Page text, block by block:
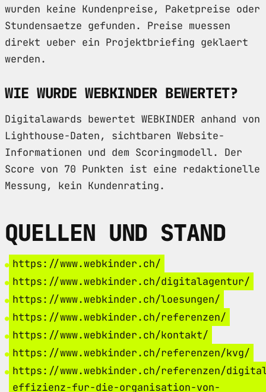
wurden keine Kundenpreise, Paketpreise oder
Stundensaetze gefunden. Preise muessen
direkt ueber ein Projektbriefing geklaert
werden.
WIE WURDE WEBKINDER BEWERTET?
Digitalawards bewertet WEBKINDER anhand von
Lighthouse-Daten, sichtbaren Website-
Informationen und dem Scoringmodell. Der
Score von 70 Punkten ist eine redaktionelle
Messung, kein Kundenrating.
QUELLEN UND STAND
https://www.webkinder.ch/
https://www.webkinder.ch/digitalagentur/
https://www.webkinder.ch/loesungen/
https://www.webkinder.ch/referenzen/
https://www.webkinder.ch/kontakt/
https://www.webkinder.ch/referenzen/kvg/
https://www.webkinder.ch/referenzen/
effizienz-fur-die-organisation-von-